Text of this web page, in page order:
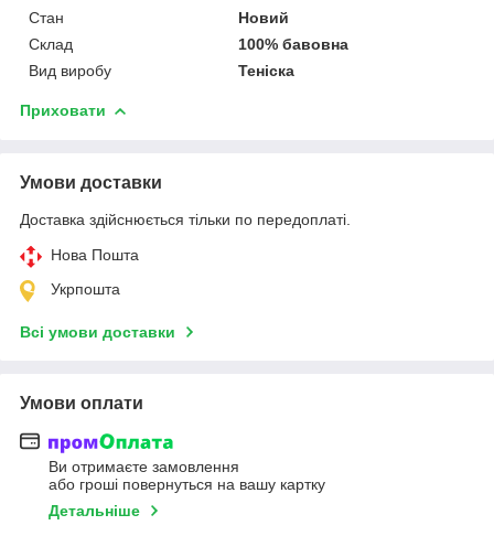
Стан
Новий
Склад
100% бавовна
Вид виробу
Теніска
Приховати
Умови доставки
Доставка здійснюється тільки по передоплаті.
Нова Пошта
Укрпошта
Всі умови доставки
Умови оплати
Ви отримаєте замовлення
або гроші повернуться на вашу картку
Детальніше